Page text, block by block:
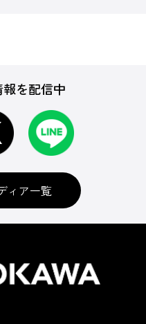
を配信中
ィア一覧